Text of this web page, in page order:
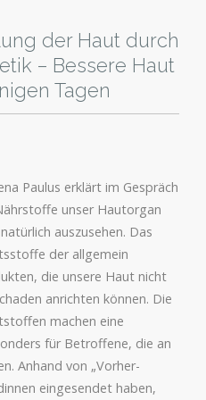
der Haut durch
– Bessere Haut
Tagen
Paulus erklärt im Gespräch
unser Hautorgan
auszusehen. Das
der allgemein
die unsere Haut nicht
anrichten können. Die
machen eine
für Betroffene, die an
Anhand von „Vorher-
eingesendet haben,